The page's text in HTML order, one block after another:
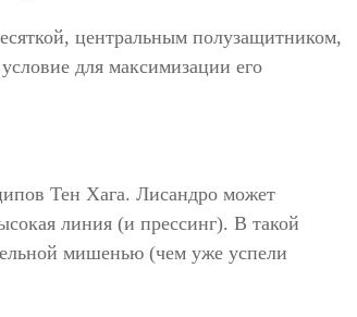
центральным полузащитником,
для максимизации его
Тен Хага. Лисандро может
линия (и прессинг). В такой
мишенью (чем уже успели